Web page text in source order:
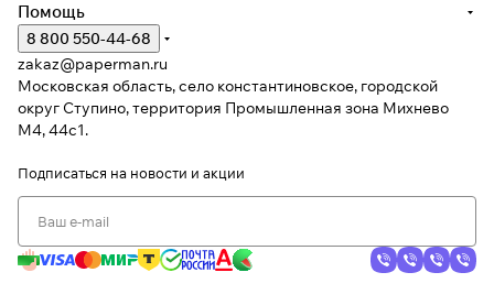
Помощь
8 800 550-44-68
zakaz@paperman.ru
Московская область, село константиновское, городской
округ Ступино, территория Промышленная зона Михнево
М4, 44с1.
Подписаться на новости и акции